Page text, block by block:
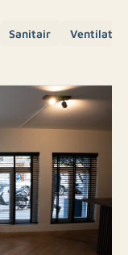
Sanitair Ventilatie